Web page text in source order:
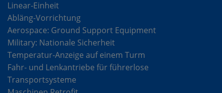
Linear-Einheit
Abläng-Vorrichtung
Aerospace: Ground Support Equipment
Military: Nationale Sicherheit
Temperatur-Anzeige auf einem Turm
Fahr- und Lenkantriebe für führerlose
Transportsysteme